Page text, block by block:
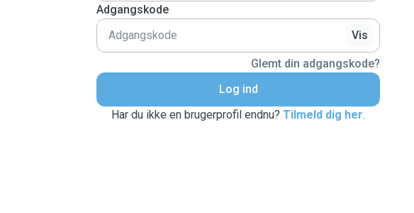
Adgangskode
Vis
Glemt din adgangskode?
Log ind
Har du ikke en brugerprofil endnu? Tilmeld dig her.